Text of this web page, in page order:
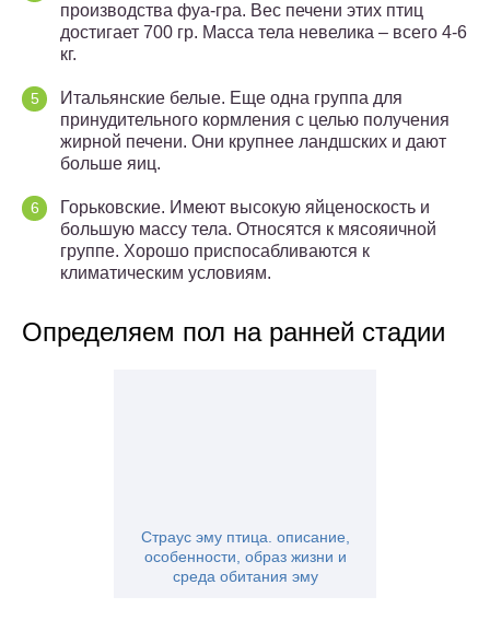
производства фуа-гра. Вес печени этих птиц
достигает 700 гр. Масса тела невелика – всего 4-6
кг.
Итальянские белые. Еще одна группа для
принудительного кормления с целью получения
жирной печени. Они крупнее ландшских и дают
больше яиц.
Горьковские. Имеют высокую яйценоскость и
большую массу тела. Относятся к мясояичной
группе. Хорошо приспосабливаются к
климатическим условиям.
Определяем пол на ранней стадии
Страус эму птица. описание,
особенности, образ жизни и
среда обитания эму